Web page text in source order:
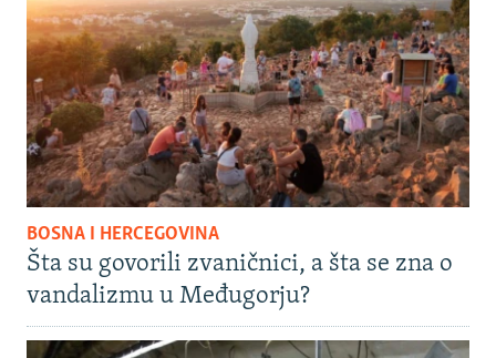
BOSNA I HERCEGOVINA
Šta su govorili zvaničnici, a šta se zna o
vandalizmu u Međugorju?